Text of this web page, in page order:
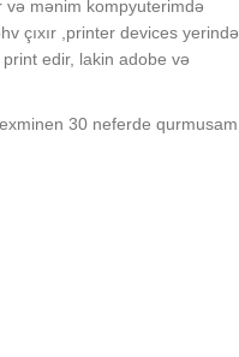
və mənim kompyuterimdə
çıxır ,printer devices yerində
edir, lakin adobe və
30 neferde qurmusam